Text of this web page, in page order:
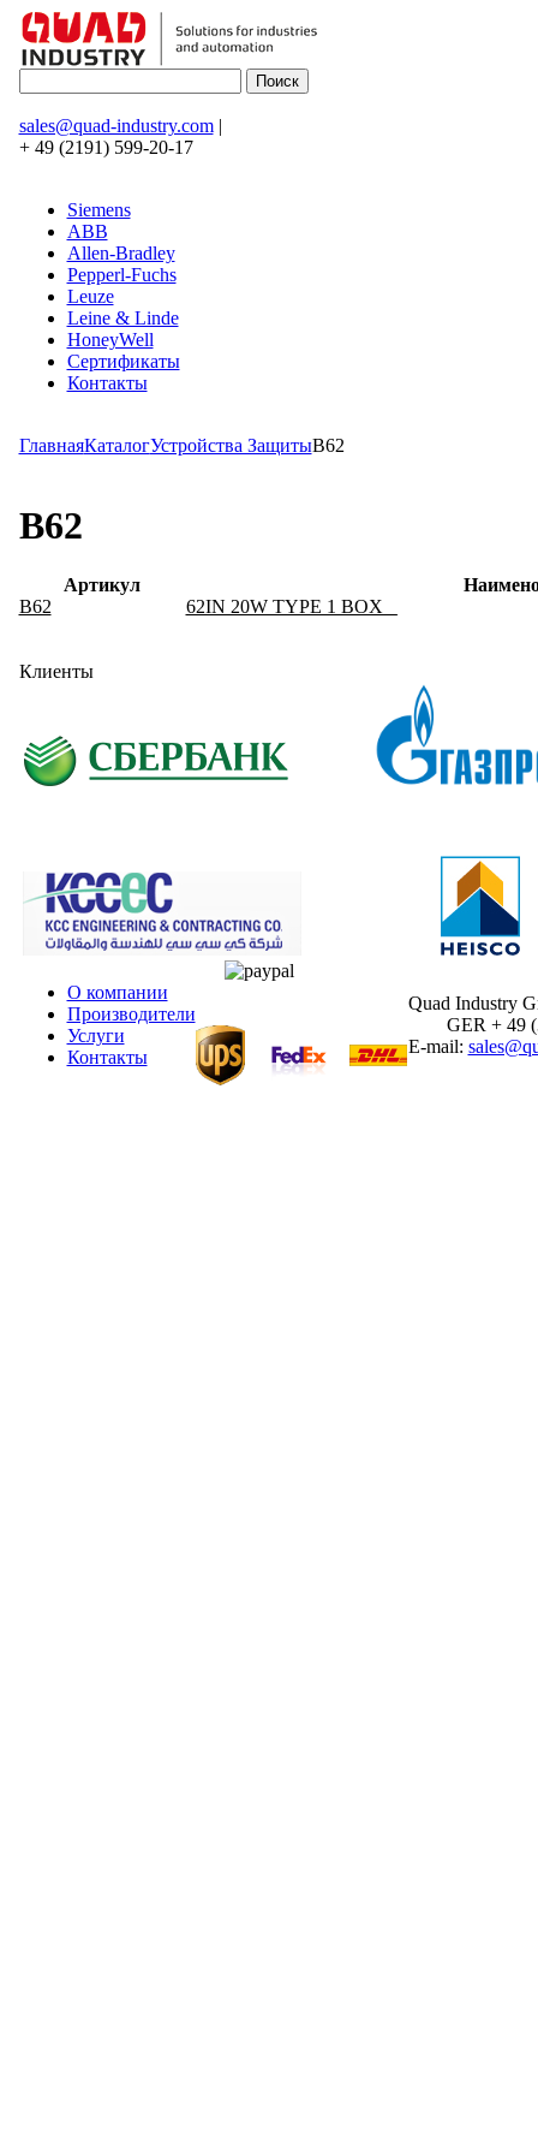
sales@quad-industry.com|
+ 49 (2191) 599-20-17
Siemens
ABB
Allen-Bradley
Pepperl-Fuchs
Leuze
Leine & Linde
HoneyWell
Сертификаты
Контакты
ГлавнаяКаталогУстройства ЗащитыB62
B62
Артикул
B62
62IN 20W TYPE 1 BOX _
Клиенты
О компании
Производители
Услуги
Контакты
Quad Industry
GER + 49
E-mail: